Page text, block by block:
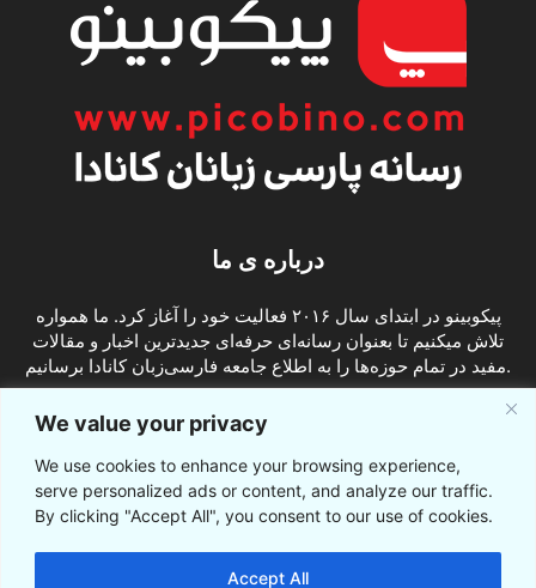
We value your privacy
We use cookies to enhance your browsing experience,
serve personalized ads or content, and analyze our traffic.
By clicking "Accept All", you consent to our use of cookies.
Accept All
درباره ی ما
پیکوبینو در ابتدای سال ۲۰۱۶ فعالیت خود را آغاز کرد. ما همواره
تلاش میکنیم تا بعنوان رسانه‌ای حرفه‌ای جدیدترین اخبار و مقالات
مفید در تمام حوزه‌ها را به اطلاع جامعه فارسی‌زبان کانادا برسانیم.
ما را دنبال کنید